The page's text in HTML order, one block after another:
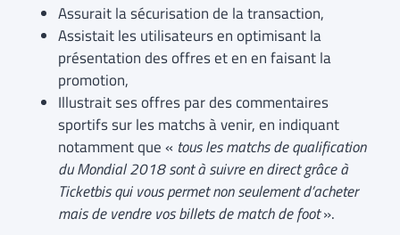
Assurait la sécurisation de la transaction,
Assistait les utilisateurs en optimisant la
présentation des offres et en en faisant la
promotion,
Illustrait ses offres par des commentaires
sportifs sur les matchs à venir, en indiquant
notamment que « tous les matchs de qualification
du Mondial 2018 sont à suivre en direct grâce à
Ticketbis qui vous permet non seulement d’acheter
mais de vendre vos billets de match de foot».